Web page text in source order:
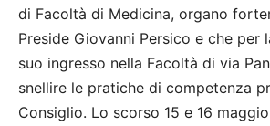
di Facoltà di Medicina, organo
Preside Giovanni Persico e che per
suo ingresso nella Facoltà di via
snellire le pratiche di competenza
Consiglio. Lo scorso 15 e 16